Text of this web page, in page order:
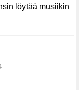
löytää musiikin